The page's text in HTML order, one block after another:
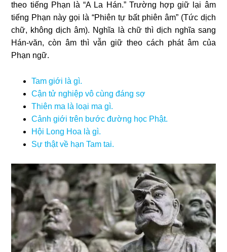
theo tiếng Phạn là “A La Hán.” Trường hợp giữ lại âm
tiếng Phạn này gọi là “Phiên tự bất phiên âm” (Tức dịch
chữ, không dịch âm). Nghĩa là chữ thì dịch nghĩa sang
Hán-văn, còn âm thì vẫn giữ theo cách phát âm của
Phạn ngữ.
Tam giới là gì.
Cận tử nghiệp vô cùng đáng sợ
Thiên ma là loại ma gì.
Cảnh giới trên bước đường học Phật.
Hội Long Hoa là gì.
Sự thật về hạn Tam tai.